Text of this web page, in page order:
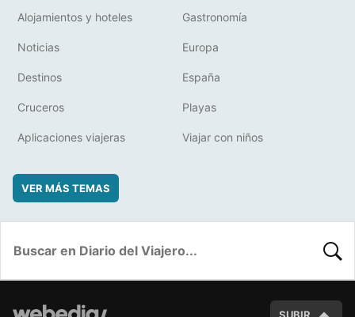
Alojamientos y hoteles Gastronomía
Noticias Europa
Destinos España
Cruceros Playas
Aplicaciones viajeras Viajar con niños
VER MÁS TEMAS